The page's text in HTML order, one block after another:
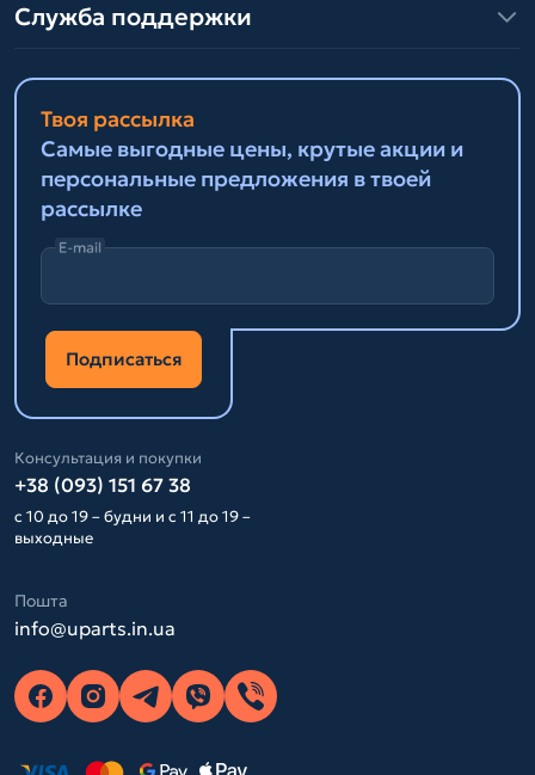
Служба поддержки
Твоя рассылка
Самые выгодные цены, крутые акции и
персональные предложения в твоей
рассылке
E-mail
Подписаться
Консультация и покупки
+38 (093) 151 67 38
с 10 до 19 – будни и с 11 до 19 –
выходные
Пошта
info@uparts.in.ua